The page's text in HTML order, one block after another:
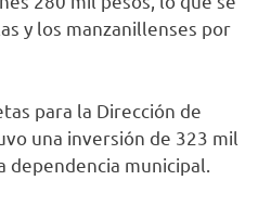
y los manzanillenses por
para la Dirección de
una inversión de 323 mil
municipal.